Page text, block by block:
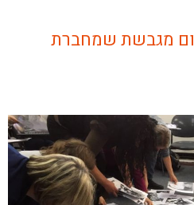
מגבשת שמחברת